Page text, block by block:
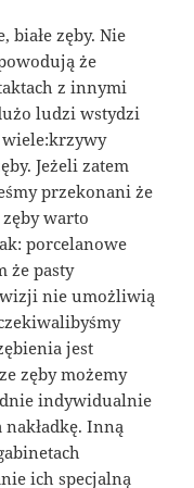
białe zęby. Nie
że
z innymi
ludzi wstydzi
wiele:krzywy
Jeżeli zatem
przekonani że
zęby warto
porcelanowe
że pasty
nie umożliwią
jest
zęby możemy
indywidualnie
Inną
ich specjalną